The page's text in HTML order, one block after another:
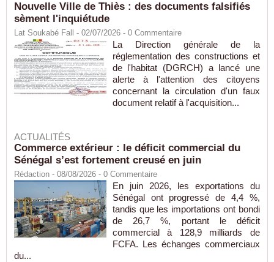
Nouvelle Ville de Thiès : des documents falsifiés
sèment l'inquiétude
Lat Soukabé Fall - 02/07/2026 - 0 Commentaire
La Direction générale de la
réglementation des constructions et
de l'habitat (DGRCH) a lancé une
alerte à l'attention des citoyens
concernant la circulation d'un faux
document relatif à l'acquisition...
ACTUALITÉS
Commerce extérieur : le déficit commercial du
Sénégal s’est fortement creusé en juin
Rédaction - 08/08/2026 - 0 Commentaire
En juin 2026, les exportations du
Sénégal ont progressé de 4,4 %,
tandis que les importations ont bondi
de 26,7 %, portant le déficit
commercial à 128,9 milliards de
FCFA. Les échanges commerciaux
du...